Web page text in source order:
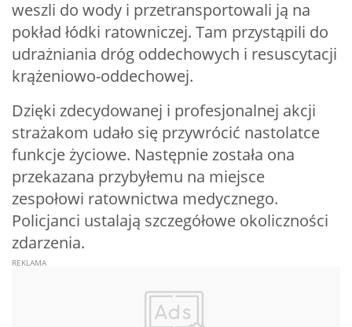
weszli do wody i przetransportowali ją na
pokład łódki ratowniczej. Tam przystąpili do
udrażniania dróg oddechowych i resuscytacji
krążeniowo-oddechowej.
Dzięki zdecydowanej i profesjonalnej akcji
strażakom udało się przywrócić nastolatce
funkcje życiowe. Następnie została ona
przekazana przybyłemu na miejsce
zespołowi ratownictwa medycznego.
Policjanci ustalają szczegółowe okoliczności
zdarzenia.